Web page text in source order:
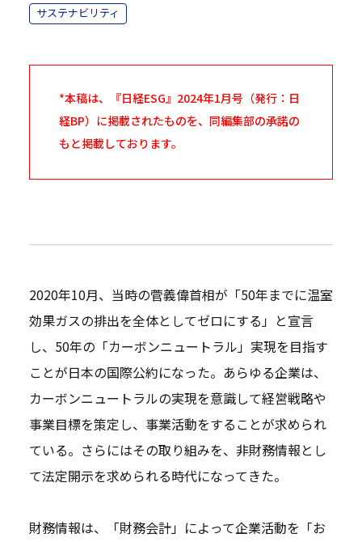
サステナビリティ
*本稿は、『日経ESG』2024年1月号（発行：日
経BP）に掲載されたものを、同編集部の承諾の
もと掲載しております。
2020年10月、当時の菅義偉首相が「50年までに温室
効果ガスの排出を全体としてゼロにする」と宣言
し、50年の「カーボンニュートラル」実現を目指す
ことが日本の国際公約になった。あらゆる企業は、
カーボンニュートラルの実現を意識して経営戦略や
事業目標を策定し、事業活動をすることが求められ
ている。さらにはその取り組みを、非財務情報とし
て法定開示を求められる時代になってきた。
財務情報は、「財務会計」によって企業活動を「お